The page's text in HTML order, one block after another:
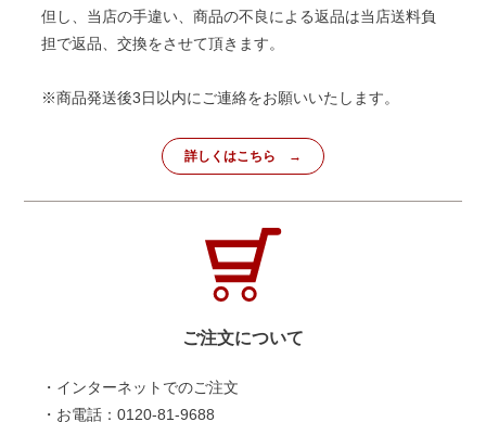
但し、当店の手違い、商品の不良による返品は当店送料負
担で返品、交換をさせて頂きます。
※商品発送後3日以内にご連絡をお願いいたします。
詳しくはこちら
ご注文について
・インターネットでのご注文
・お電話：0120-81-9688